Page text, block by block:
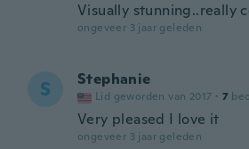
Visually stunning..really
ongeveer 3 jaar geleden
S Stephanie
Lid geworden van 2017 · 7
Very pleased I love it
ongeveer 3 jaar geleden